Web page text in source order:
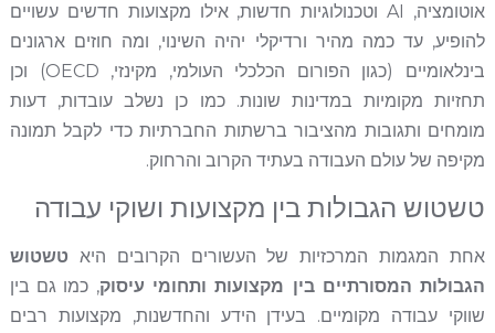
אוטומציה, AI וטכנולוגיות חדשות, אילו מקצועות חדשים עשויים
להופיע, עד כמה מהיר ורדיקלי יהיה השינוי, ומה חוזים ארגונים
בינלאומיים (כגון הפורום הכלכלי העולמי, מקינזי, OECD) וכן
תחזיות מקומיות במדינות שונות. כמו כן נשלב עובדות, דעות
מומחים ותגובות מהציבור ברשתות החברתיות כדי לקבל תמונה
מקיפה של עולם העבודה בעתיד הקרוב והרחוק.
טשטוש הגבולות בין מקצועות ושוקי עבודה
אחת המגמות המרכזיות של העשורים הקרובים היא טשטוש
הגבולות המסורתיים בין מקצועות ותחומי עיסוק, כמו גם בין
שווקי עבודה מקומיים. בעידן הידע והחדשנות, מקצועות רבים